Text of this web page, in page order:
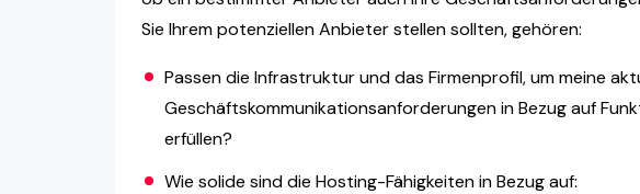
Sie Ihrem potenziellen Anbieter stellen sollten, gehören:
Passen die Infrastruktur und das Firmenprofil, um meine
Geschäftskommunikationsanforderungen in Bezug auf
erfüllen?
Wie solide sind die Hosting-Fähigkeiten in Bezug auf: